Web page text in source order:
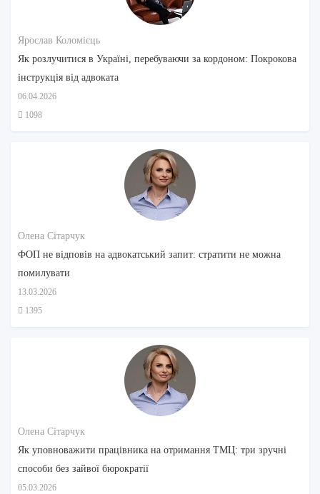
Ярослав Коломієць
Як розлучитися в Україні, перебуваючи за кордоном: Покрокова
інструкція від адвоката
06.04.2026
1098
Олена Сітарчук
ФОП не відповів на адвокатський запит: стратити не можна
помилувати
13.03.2026
1395
Олена Сітарчук
Як уповноважити працівника на отримання ТМЦ: три зручні
способи без зайвої бюрократії
05.03.2026